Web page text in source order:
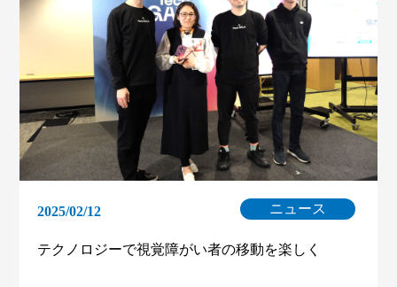
2025/02/12 ニュース
テクノロジーで視覚障がい者の移動を楽しく